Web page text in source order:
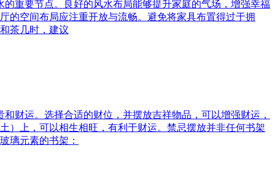
重要节点。良好的风水布局能够提升家庭的气场，增强幸福
的空间布局应注重开放与流畅。避免将家具布置得过于拥
茶几时，建议
财运。选择合适的财位，并摆放吉祥物品，可以增强财运，
）上，可以相生相旺，有利于财运。禁忌摆放并非任何书架
璃元素的书架：